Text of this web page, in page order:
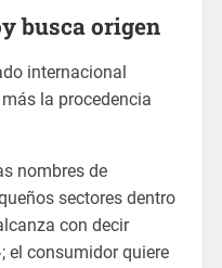
busca origen
internacional
la procedencia
nombres de
sectores dentro
con decir
el consumidor quiere